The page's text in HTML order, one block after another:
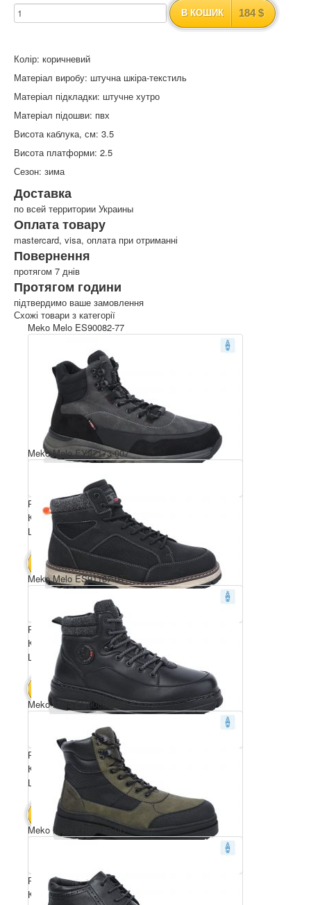
В КОШИК 184 $
Колір: коричневий
Матеріал виробу: штучна шкіра-текстиль
Матеріал підкладки: штучне хутро
Матеріал підошви: пвх
Висота каблука, см: 3.5
Висота платформи: 2.5
Сезон: зима
Доставка
по всей территории Украины
Оплата товару
mastercard, visa, оплата при отриманні
Повернення
протягом 7 днів
Протягом години
підтвердимо ваше замовлення
Схожі товари з категорії
Meko Melo ES90082-77
Розмірний ряд: 40-45
Комплектація ящика: 8
Ціна за пару: 23 $
В КОШИК 184 $
Meko Melo EY87173-007
Розмірний ряд: 40-45
Комплектація ящика: 8
Ціна за пару: 23 $
В КОШИК 184 $
Meko Melo ES91187-0T
Розмірний ряд: 40-45
Комплектація ящика: 8
Ціна за пару: 23 $
В КОШИК 184 $
Meko Melo ES90885-9B
Розмірний ряд: 40-45
Комплектація ящика: 8
Meko Melo ER89152-0D